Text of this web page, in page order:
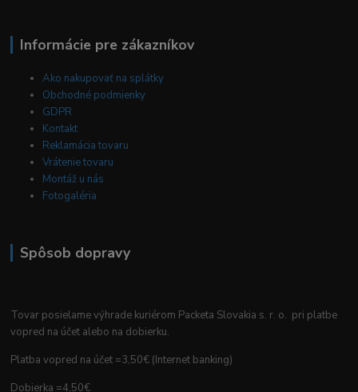
Informácie pre zákazníkov
Ako nakupovať na splátky
Obchodné podmienky
GDPR
Kontakt
Reklamácia tovaru
Vrátenie tovaru
Montáž u nás
Fotogaléria
Spôsob dopravy
Tovar posielame výhrade kuriérom Packeta Slovakia s. r. o. pri platbe
vopred na účet alebo na dobierku.
Platba vopred na účet =3,50€ (Internet banking)
Dobierka =4,50€